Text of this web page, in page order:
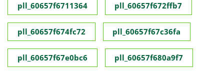
pll_60657f6711364 pll_60657f672ffb7
pll_60657f674fc72 pll_60657f67c36fa
pll_60657f67e0bc6 pll_60657f680a9f7